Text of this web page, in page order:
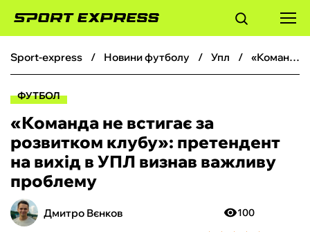
ФУТБОЛ
БОКС
ХОКЕЙ
ТЕНІС
sport-express новини футболу упл «Команда не встигає за розвитком клубу»: претендент на вихід в УПЛ визнав важливу проблему
ФУТБОЛ
«Команда не встигає за
розвитком клубу»: претендент
на вихід в УПЛ визнав важливу
проблему
Дмитро Вєнков 100